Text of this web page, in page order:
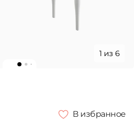
1 из 6
В избранное